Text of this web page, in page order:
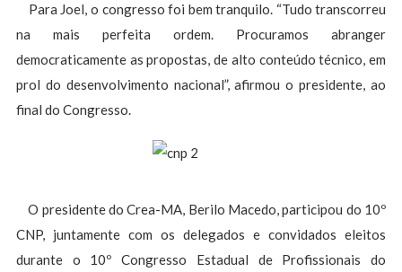
Para Joel, o congresso foi bem tranquilo. “Tudo transcorreu
na mais perfeita ordem. Procuramos abranger
democraticamente as propostas, de alto conteúdo técnico, em
prol do desenvolvimento nacional”, afirmou o presidente, ao
final do Congresso.
O presidente do Crea-MA, Berilo Macedo, participou do 10º
CNP, juntamente com os delegados e convidados eleitos
durante o 10º Congresso Estadual de Profissionais do